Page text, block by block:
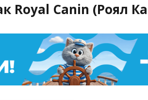
Royal Canin (Роял